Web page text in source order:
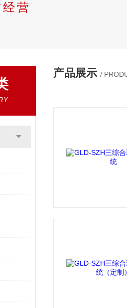
营
产品展示 /